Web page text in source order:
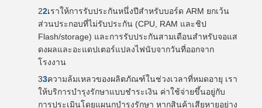
เราให้การรับประกันหนึ่งปีสำหรับบอร์ด ARM ยกเว้น
ส่วนประกอบที่ไม่รับประกัน (CPU, RAM และชิป
Flash/storage) และการรับประกันสามเดือนสำหรับจอแส
ดงผลและอะแดปเตอร์แปลงไฟนับจากวันที่ออกจาก
โรงงาน
ความล้มเหลวของผลิตภัณฑ์ในช่วงเวลาที่หมดอายุ เรา
ให้บริการบำรุงรักษาแบบชำระเงิน ค่าใช้จ่ายขึ้นอยู่กับ
การประเมินโดยแผนกบำรุงรักษา หากสินค้าเสียหายอย่าง